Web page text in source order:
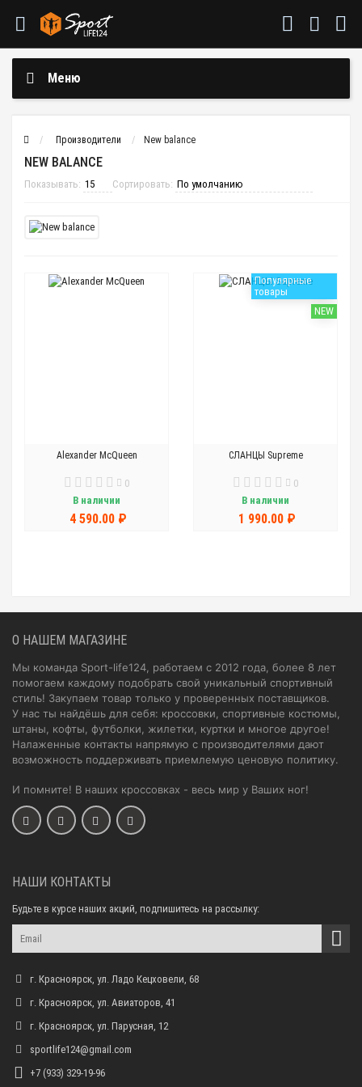
Меню
Производители New balance
NEW BALANCE
Показывать: Сортировать:
Alexander McQueen
0
В наличии
4 590.00 ₽
Популярные
товары
NEW
СЛАНЦЫ Supreme
0
В наличии
1 990.00 ₽
О НАШЕМ МАГАЗИНЕ
Мы команда Sport-life124, работаем с 2012 года, более 8 лет
помогаем каждому подобрать свой уникальный спортивный
стиль! Закупаем товар только у проверенных поставщиков.
У нас ты найдёшь для себя: кроссовки, спортивные костюмы,
штаны, кофты, футболки, жилетки, куртки и многое другое!
Налаженные контакты напрямую с производителями дают
возможность поддерживать приемлемую ценовую политику.
И помните! В наших кроссовках - весь мир у Ваших ног!
НАШИ КОНТАКТЫ
Будьте в курсе наших акций, подпишитесь на рассылку:
г. Красноярск, ул. Ладо Кецховели, 68
г. Красноярск, ул. Авиаторов, 41
г. Красноярск, ул. Парусная, 12
sportlife124@gmail.com
+7 (933) 329-19-96